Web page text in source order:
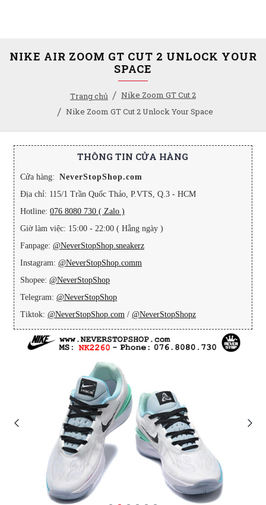
Trang chủ
Nike Zoom GT Cut 2
Nike Zoom GT Cut 2 Unlock Your Space
NIKE AIR ZOOM GT CUT 2 UNLOCK YOUR
SPACE
THÔNG TIN CỬA HÀNG
Cửa hàng: NeverStopShop.com
Địa chỉ: 115/1 Trần Quốc Thảo, P.VTS, Q.3 - HCM
Hotline: 076 8080 730 ( Zalo )
Giờ làm việc: 15:00 - 22:00 ( Hằng ngày )
Fanpage: @NeverStopShop.sneakerz
Instagram: @NeverStopShop.comm
Shopee: @NeverStopShop
Telegram: @NeverStopShop
Tiktok: @NeverStopShop.com / @NeverStopShopz